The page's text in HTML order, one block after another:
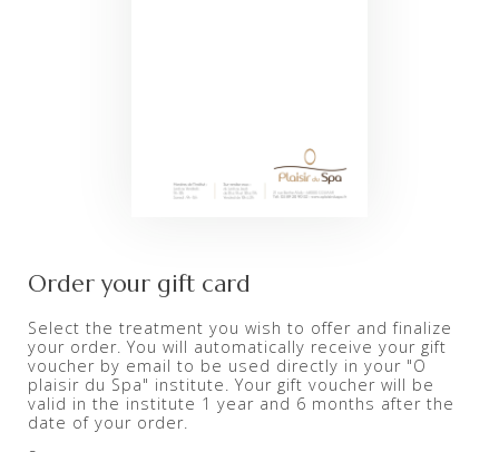
Order your gift card
Select the treatment you wish to offer and finalize
your order. You will automatically receive your gift
voucher by email to be used directly in your "O
plaisir du Spa" institute. Your gift voucher will be
valid in the institute 1 year and 6 months after the
date of your order.